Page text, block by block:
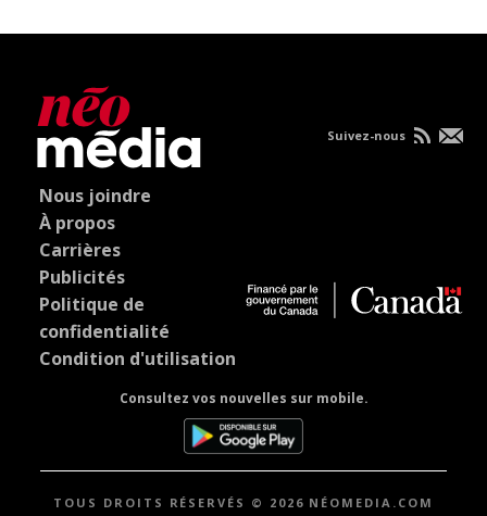
Nous joindre
À propos
Carrières
Publicités
Politique de
confidentialité
Condition d'utilisation
Consultez vos nouvelles sur mobile.
Suivez-nous
TOUS DROITS RÉSERVÉS © 2026 NÉOMEDIA.COM